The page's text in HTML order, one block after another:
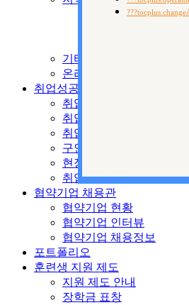
제도 안내
기타 국비교육
온라인 수강신청
취업성공지원센터
취업지원시스템
취업안내
취업자료실
구인공고
현장 전문가 특강
취업현황
협약기업 채용관
협약기업 현황
협약기업 인터뷰
협약기업 채용정보
포트폴리오
훈련생 지원 제도
지원 제도 안내
장학금 표창